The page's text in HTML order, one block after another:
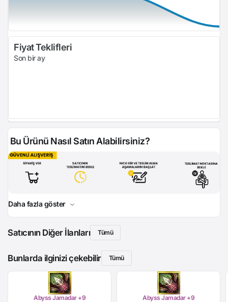
Fiyat Teklifleri
Son bir ay
Bu Ürünü Nasıl Satın Alabilirsiniz?
Daha fazla göster
Satıcının Diğer İlanları Tümü
Bunlarda ilginizi çekebilir Tümü
Abyss Jamadar +9
Abyss Jamadar +9